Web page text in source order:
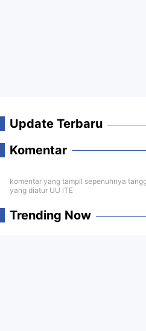
Update Terbaru
Komentar
komentar yang tampil sepenuhnya
yang diatur UU ITE
Trending Now